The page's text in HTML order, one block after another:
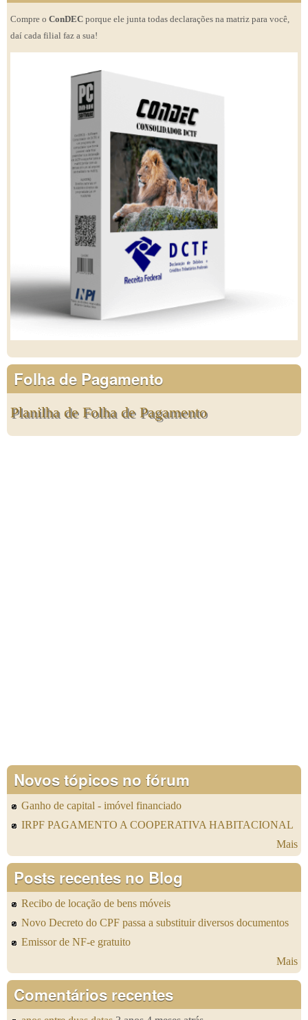
Compre o ConDEC porque ele junta todas declarações na matriz para você,
daí cada filial faz a sua!
Folha de Pagamento
Planilha de Folha de Pagamento
Novos tópicos no fórum
Ganho de capital - imóvel financiado
IRPF PAGAMENTO A COOPERATIVA HABITACIONAL
Mais
Posts recentes no Blog
Recibo de locação de bens móveis
Novo Decreto do CPF passa a substituir diversos documentos
Emissor de NF-e gratuito
Mais
Comentários recentes